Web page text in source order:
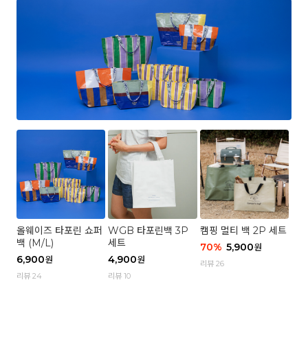
올웨이즈 타포린 쇼퍼
백 (M/L)
6,900원
리뷰 24
WGB 타포린백 3P
세트
4,900원
리뷰 10
캠핑 멀티 백 2P 세트
70% 5,900원
리뷰 26